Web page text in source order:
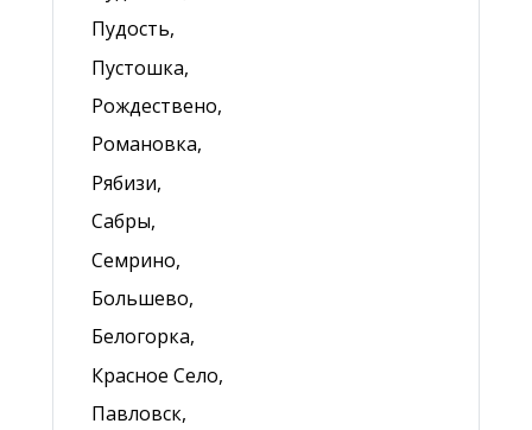
Пудость,
Пустошка,
Рождествено,
Романовка,
Рябизи,
Сабры,
Семрино,
Большево,
Белогорка,
Красное Село,
Павловск,